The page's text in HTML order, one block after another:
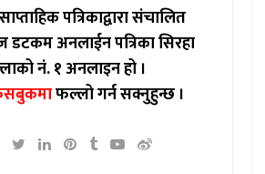
पत्रिकाद्वारा संचालित
डटकम अनलाईन पत्रिका सिरहा
नं. १ अनलाइन हो ।
फल्लो गर्न सक्नुहुन्छ ।